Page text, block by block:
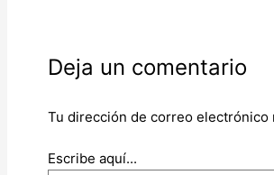
Deja un comentario
Tu dirección de correo electrónico
Escribe aquí...